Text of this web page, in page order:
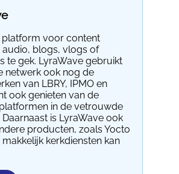
platform voor content
audio, blogs, vlogs of
te gek. LyraWave gebruikt
netwerk ook nog de
van LBRY, IPMO en
ook genieten van de
in de vetrouwde
is LyraWave ook
producten, zoals Yocto
kerkdiensten kan